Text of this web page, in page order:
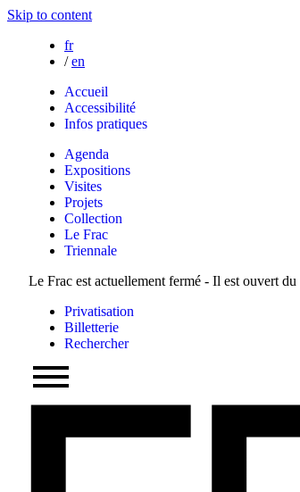
Skip to content
fr
/ en
Accueil
Accessibilité
Infos pratiques
Agenda
Expositions
Visites
Projets
Collection
Le Frac
Triennale
Le Frac est actuellement fermé - Il est ouvert
Privatisation
Billetterie
Rechercher